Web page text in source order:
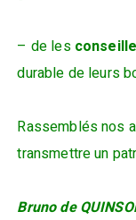
– de les
durable de leurs
Rassemblés nos
transmettre un
Bruno de